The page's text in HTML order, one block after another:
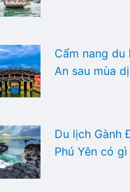
Cẩm nang du
An sau mùa
Du lịch Gành
Phú Yên có gì